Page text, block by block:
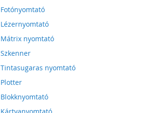
Fotónyomtató
Lézernyomtató
Mátrix nyomtató
Szkenner
Tintasugaras nyomtató
Plotter
Blokknyomtató